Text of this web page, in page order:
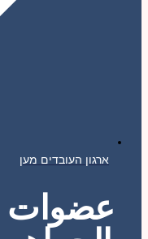
ארגון העובדים מען
عضوات